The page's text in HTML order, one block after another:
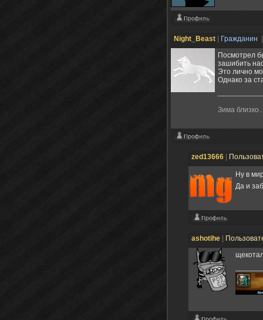
Night_Beast Гражданин
Посмотрел
зашибить
Это лично
Однако за
Зима
zed13666
Ну в
Да и
ashotihe